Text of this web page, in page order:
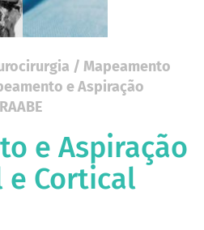
/ Mapeamento
e Aspiração
e Aspiração
e Cortical